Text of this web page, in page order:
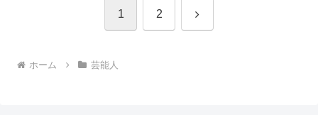
1 2 次
ホーム 芸能人